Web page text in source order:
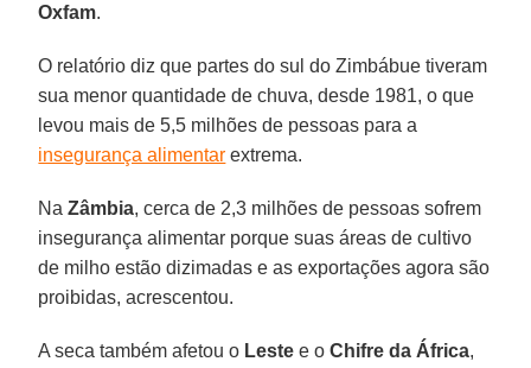
Oxfam.
O relatório diz que partes do sul do Zimbábue tiveram
sua menor quantidade de chuva, desde 1981, o que
levou mais de 5,5 milhões de pessoas para a
insegurança alimentar extrema.
NaZâmbia, cerca de 2,3 milhões de pessoas sofrem
insegurança alimentar porque suas áreas de cultivo
de milho estão dizimadas e as exportações agora são
proibidas, acrescentou.
A seca também afetou o Leste e oChifre da África,